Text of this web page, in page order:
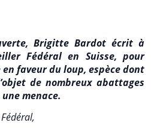
Brigitte Bardot écrit à
Fédéral en Suisse, pour
faveur du loup, espèce dont
de nombreux abattages
menace.